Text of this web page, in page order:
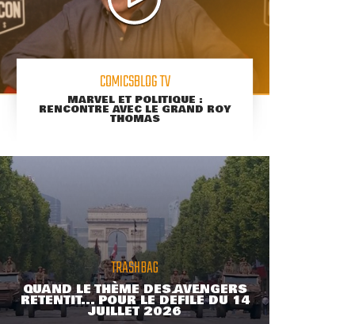
COMICSBLOG TV
MARVEL ET POLITIQUE :
RENCONTRE AVEC LE GRAND ROY
THOMAS
TRASHBAG
QUAND LE THÈME DES AVENGERS
RETENTIT... POUR LE DÉFILÉ DU 14
JUILLET 2026